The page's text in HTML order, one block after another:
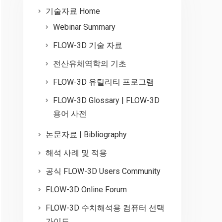
기술자료 Home
Webinar Summary
FLOW-3D 기술 자료
전산유체역학의 기초
FLOW-3D 유틸리티 프로그램
FLOW-3D Glossary | FLOW-3D
용어 사전
논문자료 | Bibliography
해석 사례 및 적용
공식 FLOW-3D Users Community
FLOW-3D Online Forum
FLOW-3D 수치해석용 컴퓨터 선택